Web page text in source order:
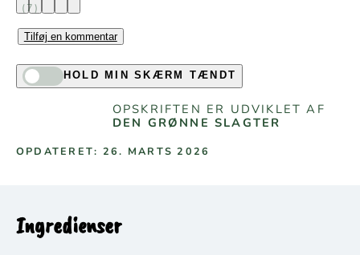
(7)
Tilføj en kommentar
HOLD MIN SKÆRM TÆNDT
OPSKRIFTEN ER UDVIKLET AF
DEN GRØNNE SLAGTER
OPDATERET: 26. MARTS 2026
Ingredienser